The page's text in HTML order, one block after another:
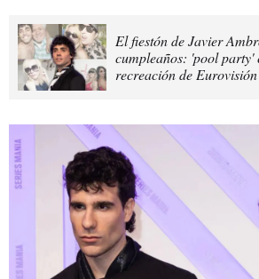
El fiestón de Javier
cumpleaños: 'pool party'
recreación de